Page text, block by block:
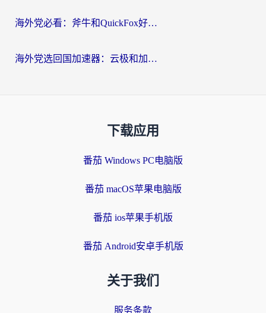
海外党必看：斧牛和QuickFox好用吗？3步选对回国加速器，无缝刷国内剧玩游戏
海外党选回国加速器：云极和加速喵哪个好？附3款热门工具实测对比
下载应用
番茄 Windows PC电脑版
番茄 macOS苹果电脑版
番茄 ios苹果手机版
番茄 Android安卓手机版
关于我们
服务条款